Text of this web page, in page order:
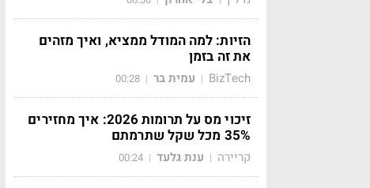
הזיות: למה המודל ממציא, ואיך מזהים
את זה בזמן
BizTech
| עמית בר |
00:28
זיכוי מס על תרומות 2026: איך מחזירים
35% מכל שקל שתרמתם
קריירה | ענת גלעד |
00:24